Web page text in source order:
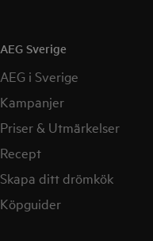
AEG Sverige
AEG i Sverige
Kampanjer
Priser & Utmärkelser
Recept
Skapa ditt drömkök
Köpguider